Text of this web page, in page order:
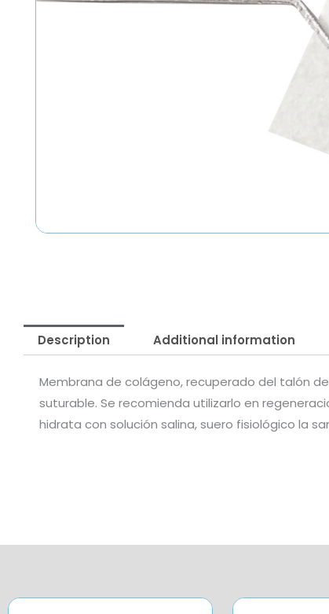
Description Additional information
Membrana de colágeno, recuperado del talón
suturable. Se recomienda utilizarlo en
hidrata con solución salina, suero fisiológico la
Price